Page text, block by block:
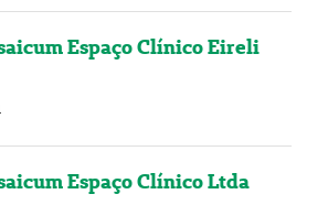
Espaço Clínico Eireli
Espaço Clínico Ltda